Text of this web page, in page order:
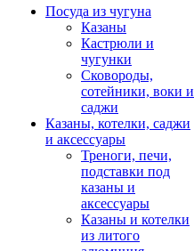
Посуда из чугуна
Казаны
Кастрюли и
чугунки
Сковороды,
сотейники, воки и
саджи
Казаны, котелки, саджи
и аксессуары
Треноги, печи,
подставки под
казаны и
аксессуары
Казаны и котелки
из литого